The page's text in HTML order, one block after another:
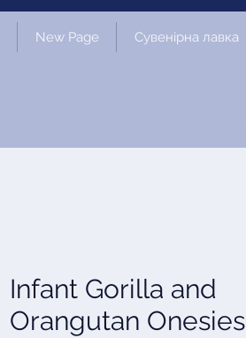
New Page Сувенірна лавка
Infant Gorilla and
Orangutan Onesies